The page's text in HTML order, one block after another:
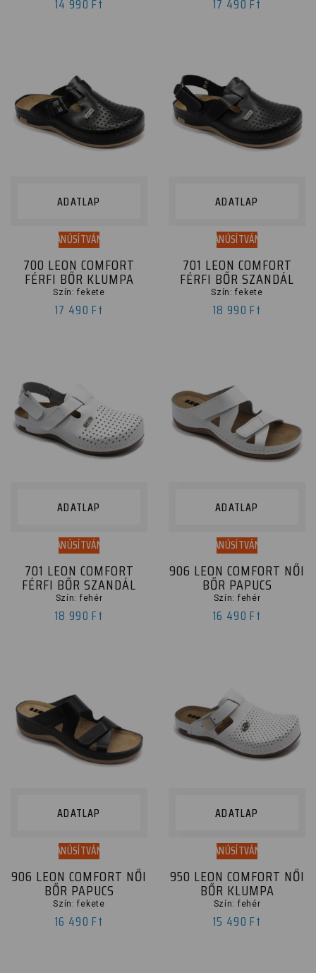
14 990 Ft 17 490 Ft
ADATLAP
TANÚSÍTVÁNY
700 LEON COMFORT
FÉRFI BŐR KLUMPA
Szín: fekete
17 490 Ft
ADATLAP
TANÚSÍTVÁNY
701 LEON COMFORT
FÉRFI BŐR SZANDÁL
Szín: fekete
18 990 Ft
ADATLAP
TANÚSÍTVÁNY
701 LEON COMFORT
FÉRFI BŐR SZANDÁL
Szín: fehér
18 990 Ft
ADATLAP
TANÚSÍTVÁNY
906 LEON COMFORT NŐI
BŐR PAPUCS
Szín: fehér
16 490 Ft
ADATLAP
TANÚSÍTVÁNY
906 LEON COMFORT NŐI
BŐR PAPUCS
Szín: fekete
16 490 Ft
ADATLAP
TANÚSÍTVÁNY
950 LEON COMFORT NŐI
BŐR KLUMPA
Szín: fehér
15 490 Ft